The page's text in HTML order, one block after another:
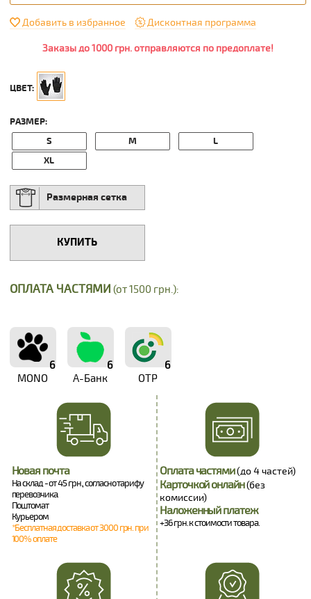
Добавить в избранное Дисконтная программа
Заказы до 1000 грн. отправляются по предоплате!
ЦВЕТ:
РАЗМЕР:
S
M
L
XL
Размерная сетка
КУПИТЬ
ОПЛАТА ЧАСТЯМИ (от 1500 грн.):
6
MONO
6
А-Банк
6
OTP
Новая почта
На склад - от 45 грн., согласно тарифу
перевозчика.
Поштомат
Курьером
*Бесплатная доставка от 3000 грн. при
100% оплате
Оплата частями(до 4 частей)
Карточкой онлайн(без
комиссии)
Наложенный платеж
+36 грн. к стоимости товара.